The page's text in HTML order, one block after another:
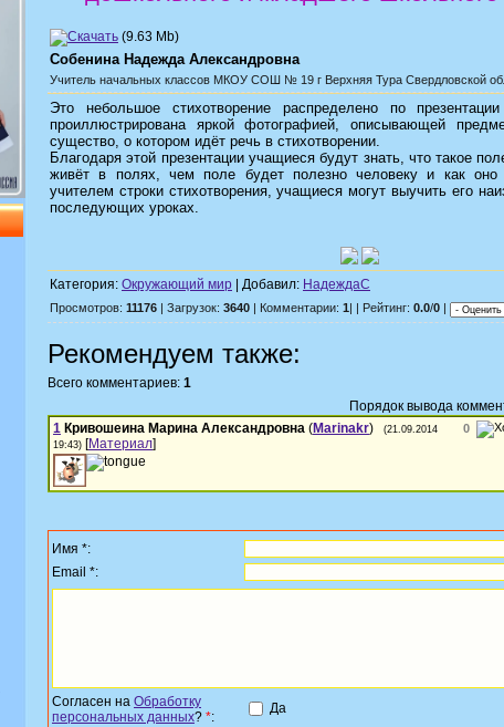
(9.63 Mb)
Собенина Надежда Александровна
Учитель начальных классов МКОУ СОШ № 19 г Верхняя Тура Свердловской
Это небольшое стихотворение распределено по
проиллюстрирована яркой фотографией, описывающей
существо, о котором идёт речь в стихотворении.
Благодаря этой презентации учащиеся будут знать, что такое
живёт в полях, чем поле будет полезно человеку и как оно
учителем строки стихотворения, учащиеся могут выучить его
последующих уроках.
Категория: Окружающий мир | Добавил: НадеждаС
Просмотров: 11176 | Загрузок: 3640 | Комментарии: 1 | | Рейтинг: 0.0/0
Рекомендуем также:
Всего комментариев: 1
Порядок вывода
0
1 Кривошеина Марина Александровна (Marinakr)
(21.09.2014
19:43) [Материал]
Имя *:
Email *:
Согласен на Обработку
персональных данных? *:
Да